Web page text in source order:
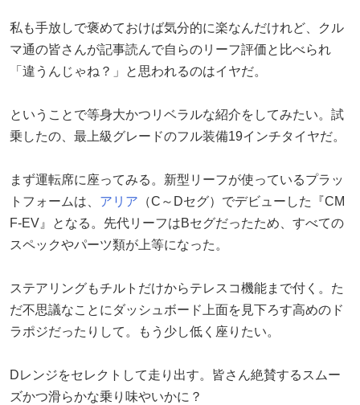
私も手放しで褒めておけば気分的に楽なんだけれど、クル
マ通の皆さんが記事読んで自らのリーフ評価と比べられ
「違うんじゃね？」と思われるのはイヤだ。
ということで等身大かつリベラルな紹介をしてみたい。試
乗したの、最上級グレードのフル装備19インチタイヤだ。
まず運転席に座ってみる。新型リーフが使っているプラッ
トフォームは、 アリア （C～Dセグ）でデビューした『CM
F-EV』となる。先代リーフはBセグだったため、すべての
スペックやパーツ類が上等になった。
ステアリングもチルトだけからテレスコ機能まで付く。た
だ不思議なことにダッシュボード上面を見下ろす高めのド
ラポジだったりして。もう少し低く座りたい。
Dレンジをセレクトして走り出す。皆さん絶賛するスムー
ズかつ滑らかな乗り味やいかに？